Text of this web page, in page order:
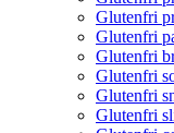
Glutenfri
Glutenfri
Glutenfri
Glutenfri
Glutenfri
Glutenfri